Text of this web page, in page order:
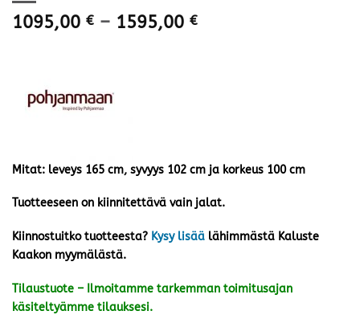
1095,00 € – 1595,00 €Hintaluokka:
Mitat: leveys 165 cm, syvyys 102 cm ja korkeus 100 cm
Tuotteeseen on kiinnitettävä vain jalat.
Kiinnostuitko tuotteesta? Kysy lisää lähimmästä Kaluste
Kaakon myymälästä.
Tilaustuote – Ilmoitamme tarkemman toimitusajan
käsiteltyämme tilauksesi.